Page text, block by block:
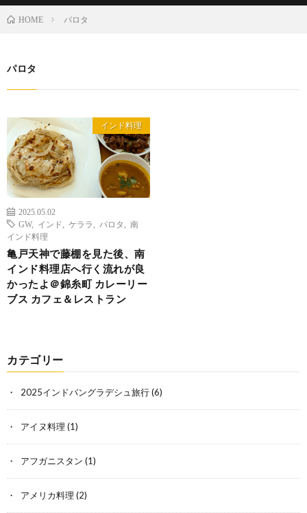
HOME パロタ
パロタ
インド料理
2025.05.02
GW, インド ケララ パロタ
南
インド料理
亀戸天神で藤棚を見た後、南
インド料理店へ行く流れが良
かったよ＠錦糸町 カレーリー
ブス カフェ＆レストラン
カテゴリー
2025インドバングラデシュ旅行(6)
アイヌ料理 (1)
アフガニスタン (1)
アメリカ料理 (2)